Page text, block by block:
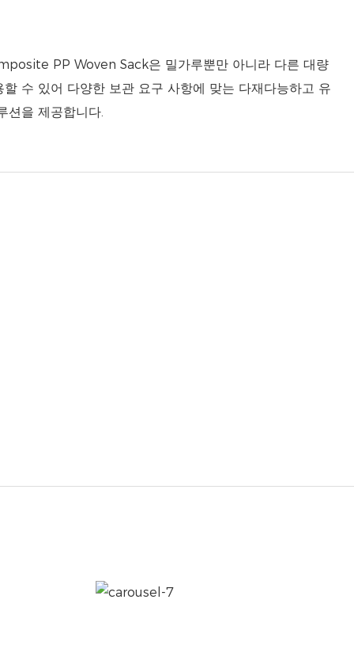
PP Woven Sack은 밀가루뿐만 아니라 다른 대량
할 수 있어 다양한 보관 요구 사항에 맞는 다재다능하고 유
션을 제공합니다.